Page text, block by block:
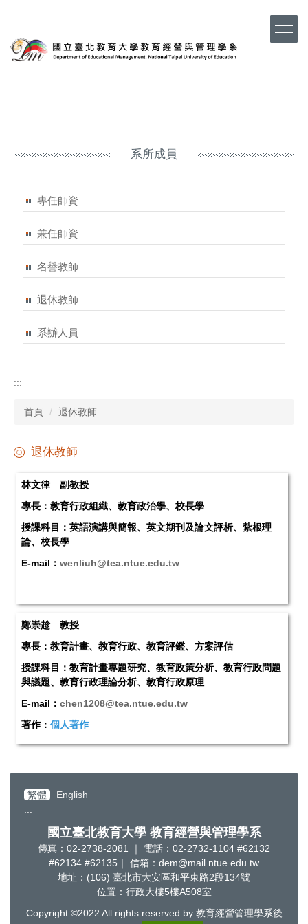
主
要
:::
系所成員
專任師資
兼任師資
名譽教師
退休教師
系辦人員
:::
首頁 退休教師
退休教師
林文律 副教授
專長：教育行政組織、教育政治學、校長學
授課科目：英語演講與簡報、英文期刊及論文評析、紮根理
論、校長學
E-mail：wenliuh@tea.ntue.edu.tw
鄭崇趁 教授
專長：教育計畫、教育行政、教育評鑑、方案評估
授課科目：教育計畫專題研究、教育政策分析、教育行政問題
與議題、教育行政理論分析、教育行政原理
E-mail：chen1208@tea.ntue.edu.tw
著作：個人著作
繁體
English
:::
國立臺北教育大學 教育經營與管理學系
傳真：02-2738-2081 ｜ 電話：02-2732-1104 #62132
#62134 #62135｜ 信箱：dem@mail.ntue.edu.tw
地址：(106) 臺北市大安區和平東路2段134號
位置：行政大樓5樓A508室
Copyright ©2022 All rights reserved by 教育經營管理學系後